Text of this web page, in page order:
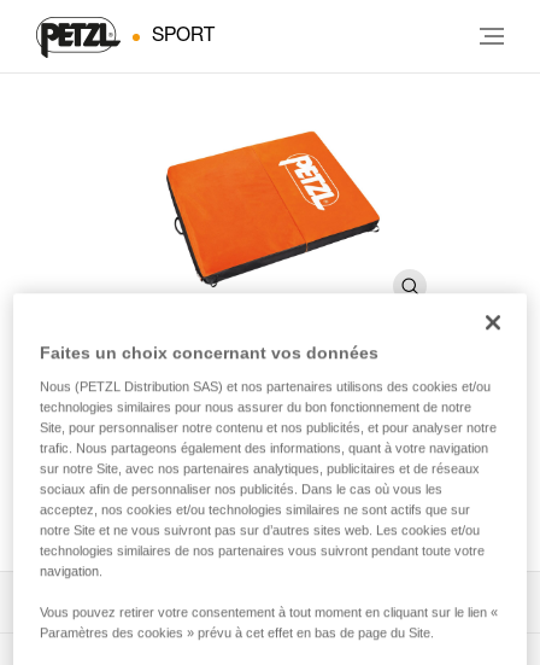
SPORT
Housse CIRRO
Housse de rechange pour crashpad CIRRO
Housse de rechange pour crashpad CIRRO.
Faites un choix concernant vos données
Nous (PETZL Distribution SAS) et nos partenaires utilisons des cookies et/ou
technologies similaires pour nous assurer du bon fonctionnement de notre
Site, pour personnaliser notre contenu et nos publicités, et pour analyser notre
trafic. Nous partageons également des informations, quant à votre navigation
sur notre Site, avec nos partenaires analytiques, publicitaires et de réseaux
sociaux afin de personnaliser nos publicités. Dans le cas où vous les
acceptez, nos cookies et/ou technologies similaires ne sont actifs que sur
notre Site et ne vous suivront pas sur d’autres sites web. Les cookies et/ou
technologies similaires de nos partenaires vous suivront pendant toute votre
navigation.
Vous pouvez retirer votre consentement à tout moment en cliquant sur le lien «
Paramètres des cookies » prévu à cet effet en bas de page du Site.